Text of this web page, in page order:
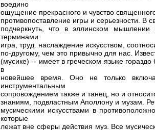
воедино
ощущение прекрасного и чувство
противопоставление игры и серьезности. В
подчеркнуть, что в эллинском
терминами
игра, труд. наслаждение искусством,
по-другому, чем это привычно для нас.
(мусике) -- имеет в греческом языке
в
новейшее время. Оно не только
инструментальным
сопровождением также и танец, но и
знаниям, подвластным Аполлону и музам.
мусическими искусствами в
которые
лежат вне сферы действия муз. Все